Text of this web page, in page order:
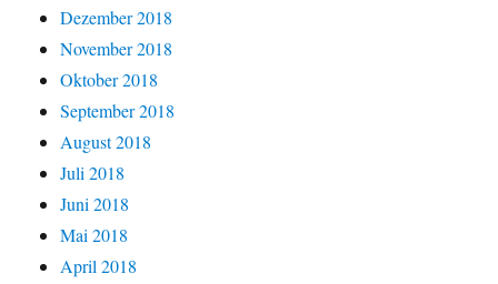
Dezember 2018
November 2018
Oktober 2018
September 2018
August 2018
Juli 2018
Juni 2018
Mai 2018
April 2018